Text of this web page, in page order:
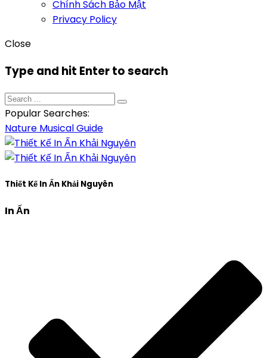
Chính Sách Bảo Mật
Privacy Policy
Close
Type and hit Enter to search
Popular Searches:
Nature MusicalGuide
Thiết Kế In Ấn Khải Nguyên
In Ấn